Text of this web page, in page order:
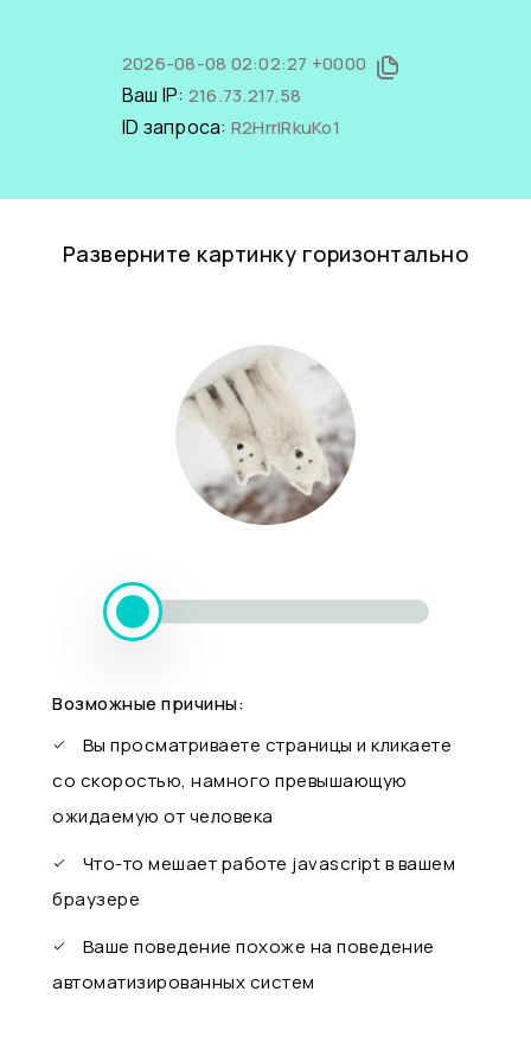
2026-08-08 02:02:27 +0000
Ваш IP: 216.73.217.58
ID запроса: R2HrrIRkuKo1
Разверните картинку горизонтально
Возможные причины:
Вы просматриваете страницы и кликаете
со скоростью, намного превышающую
ожидаемую от человека
Что-то мешает работе javascript в вашем
браузере
Ваше поведение похоже на поведение
автоматизированных систем